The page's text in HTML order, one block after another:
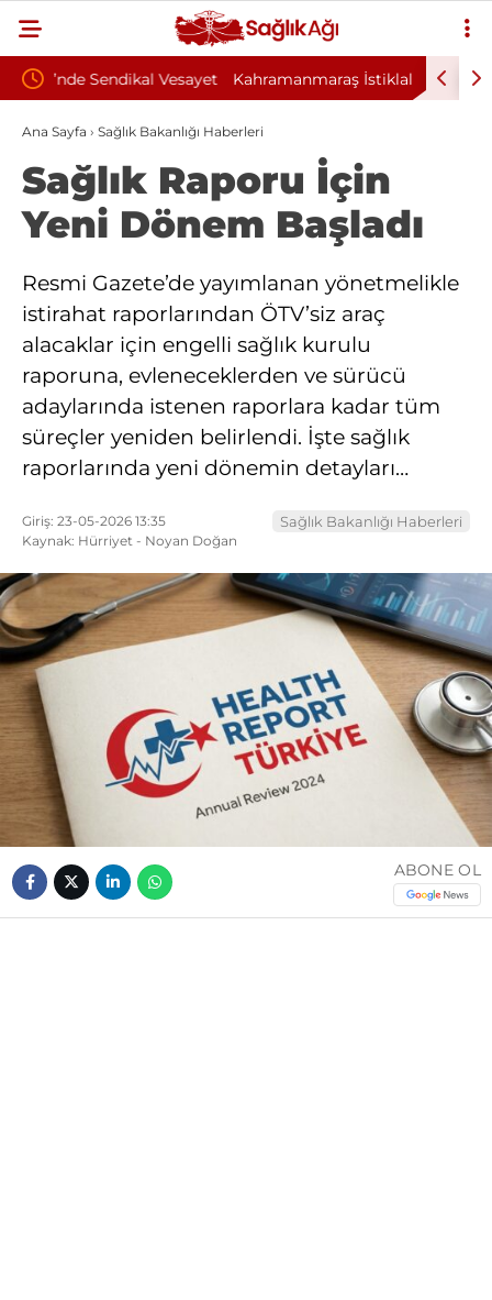
Kahramanmaraş İstiklal Üniversitesi 19
Sözleşmeli Personel Alım İlanı Yayımlandı
Dokuz
Ana Sayfa › Sağlık Bakanlığı Haberleri
Sağlık Raporu İçin
Yeni Dönem Başladı
Resmi Gazete’de yayımlanan yönetmelikle
istirahat raporlarından ÖTV’siz araç
alacaklar için engelli sağlık kurulu
raporuna, evleneceklerden ve sürücü
adaylarında istenen raporlara kadar tüm
süreçler yeniden belirlendi. İşte sağlık
raporlarında yeni dönemin detayları…
Giriş: 23-05-2026 13:35
Kaynak: Hürriyet - Noyan Doğan
Sağlık Bakanlığı Haberleri
ABONE OL